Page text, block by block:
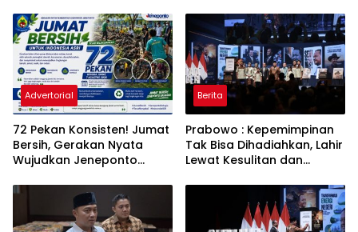
PLN
Babakan Madang
Advertorial
72 Pekan Konsisten! Jumat
Bersih, Gerakan Nyata
Wujudkan Jeneponto
ASRI
Berita
Prabowo : Kepemimpinan
Tak Bisa Dihadiahkan, Lahir
Lewat Kesulitan dan